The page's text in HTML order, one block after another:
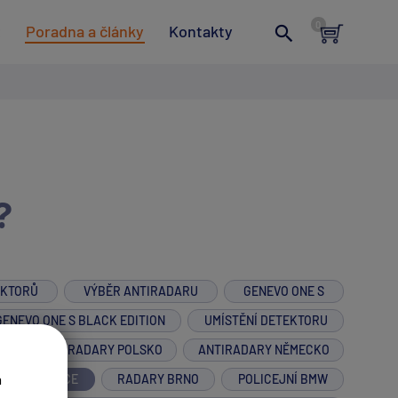
Poradna a články Kontakty
VÝBĚR ANTIRADARU
GENEVO ONE S
ONE S BLACK EDITION
UMÍSTĚNÍ DETEKTORU
ANTIRADARY POLSKO
ANTIRADARY NĚMECKO
MOTORCE RADARY BRNO
POLICEJNÍ BMW